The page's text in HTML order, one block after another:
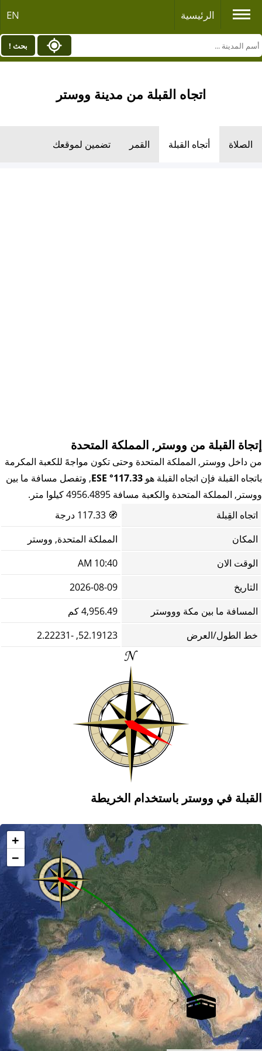
الرئيسية EN
بحث !
اتجاه القبلة من مدينة ووستر
الصلاة أتجاه القبلة القمر تضمين لموقعك
إتجاة القبلة من ووستر, المملكة المتحدة
من داخل ووستر, المملكة المتحدة وحتى تكون مواجهً للكعبة المكرمة
باتجاه القبلة فإن اتجاه القبلة هو 117.33° ESE
, وتفصل مسافة ما بين
ووستر, المملكة المتحدة والكعبة مسافة 4956.4895 كيلوا متر.
اتجاه القِبلة
🧭
المكان
المملكة المتحدة, ووستر
الوقت الان
10:40 AM
التاريخ
2026-08-09
المسافة ما بين مكة وووستر
4,956.49 كم
خط الطول/العرض
52.19123, -2.22231
القبلة في ووستر باستخدام الخريطة
+
−